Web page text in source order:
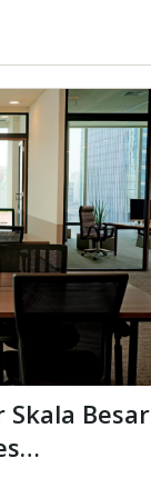
Skala Besar
Anda